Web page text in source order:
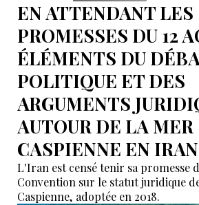
EN ATTENDANT LES
PROMESSES DU 12
ÉLÉMENTS DU
POLITIQUE ET DES
ARGUMENTS
AUTOUR DE LA MER
CASPIENNE EN IRAN
L'Iran est censé tenir sa promesse
Convention sur le statut juridique
Caspienne, adoptée en 2018.